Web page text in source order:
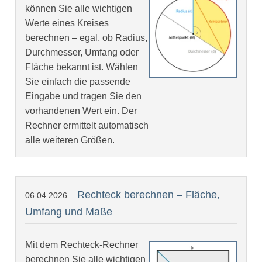
können Sie alle wichtigen
Werte eines Kreises
berechnen – egal, ob Radius,
Durchmesser, Umfang oder
Fläche bekannt ist. Wählen
Sie einfach die passende
Eingabe und tragen Sie den
vorhandenen Wert ein. Der
Rechner ermittelt automatisch
alle weiteren Größen.
06.04.2026 – Rechteck berechnen – Fläche,
Umfang und Maße
Mit dem Rechteck-Rechner
berechnen Sie alle wichtigen